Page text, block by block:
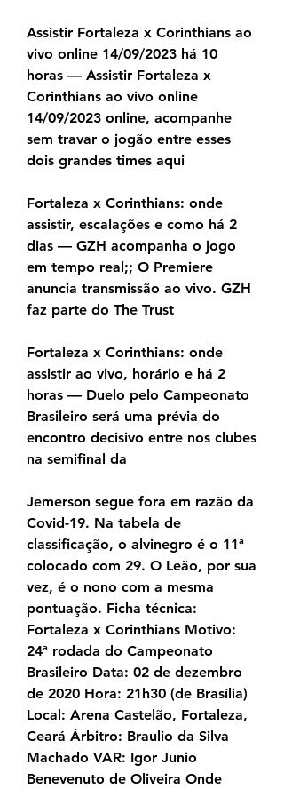
Assistir Fortaleza x Corinthians ao
vivo online 14/09/2023 há 10
horas — Assistir Fortaleza x
Corinthians ao vivo online
14/09/2023 online, acompanhe
sem travar o jogão entre esses
dois grandes times aqui
Fortaleza x Corinthians: onde
assistir, escalações e como há 2
dias — GZH acompanha o jogo
em tempo real;; O Premiere
anuncia transmissão ao vivo. GZH
faz parte do The Trust
Fortaleza x Corinthians: onde
assistir ao vivo, horário e há 2
horas — Duelo pelo Campeonato
Brasileiro será uma prévia do
encontro decisivo entre nos clubes
na semifinal da
Jemerson segue fora em razão da
Covid-19. Na tabela de
classificação, o alvinegro é o 11ª
colocado com 29. O Leão, por sua
vez, é o nono com a mesma
pontuação. Ficha técnica:
Fortaleza x Corinthians Motivo:
24ª rodada do Campeonato
Brasileiro Data: 02 de dezembro
de 2020 Hora: 21h30 (de Brasília)
Local: Arena Castelão, Fortaleza,
Ceará Árbitro: Braulio da Silva
Machado VAR: Igor Junio
Benevenuto de Oliveira Onde